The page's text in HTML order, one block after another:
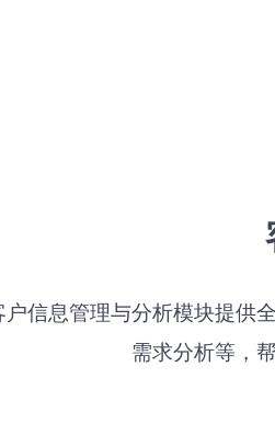
户信息管理与分析模块提供
需求分析等，